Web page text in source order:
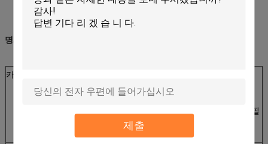
제출
명세:
카드 유형
지원 ISO7816-2
지원 T=0의 T=1 SAM 카드 (PSAM 널을 사용하는 필
RF 카드: 지원 ISO14443 유형 A&B 카드